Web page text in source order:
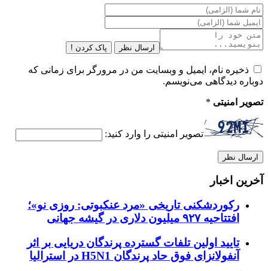
ارسال نظر پاک کردن !
ذخیره نام، ایمیل و وبسایت من در مرورگر برای زمانی که
دوباره دیدگاهی می‌نویسم.
تصویر امنیتی *
تصویر امنیتی را وارد کنید:
آخرین اخبار
رکوردشکنی تاریخی «مرد عنکبوتی: روزی نو»؛
افتتاحیه ۹۲۷ میلیون دلاری در گیشه جهانی
تایید اولین تلفات گسترده پرندگان دریایی بر اثر
آنفولانزای فوق حاد پرندگان H5N1 در استرالیا